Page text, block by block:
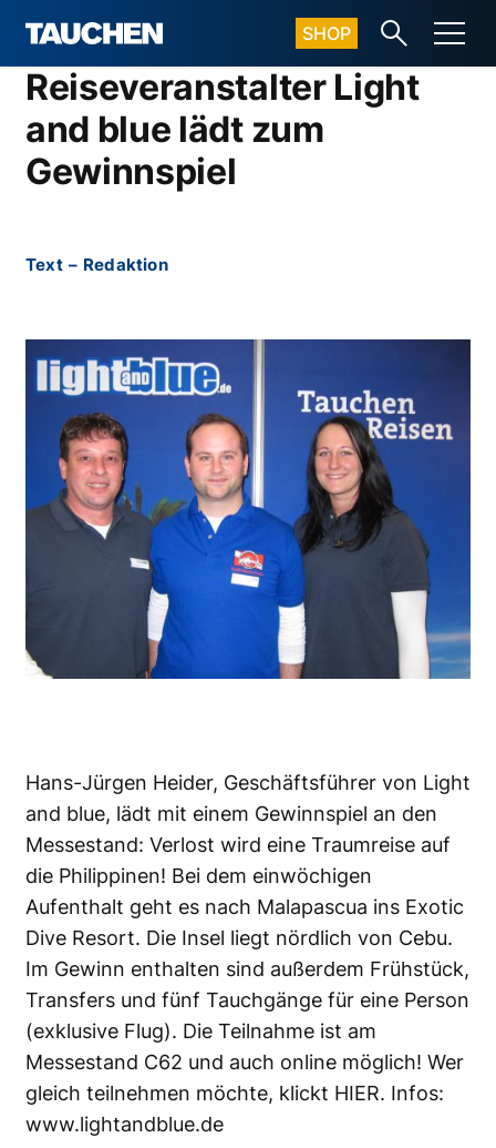
SHOP
Reiseveranstalter Light
and blue lädt zum
Gewinnspiel
Text – Redaktion
Hans-Jürgen Heider, Geschäftsführer von Light
and blue, lädt mit einem Gewinnspiel an den
Messestand: Verlost wird eine Traumreise auf
die Philippinen! Bei dem einwöchigen
Aufenthalt geht es nach Malapascua ins Exotic
Dive Resort. Die Insel liegt nördlich von Cebu.
Im Gewinn enthalten sind außerdem Frühstück,
Transfers und fünf Tauchgänge für eine Person
(exklusive Flug). Die Teilnahme ist am
Messestand C62 und auch online möglich! Wer
gleich teilnehmen möchte, klickt HIER. Infos:
www.lightandblue.de